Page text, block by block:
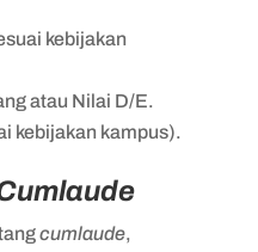
kebijakan
atau Nilai D/E.
kebijakan kampus).
cumlaude,